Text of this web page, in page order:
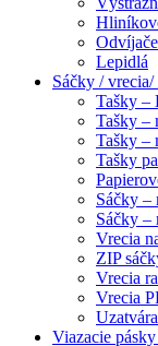
Lepidlá
Sáčky / vrecia/
Tašky –
Tašky –
Tašky –
Tašky
Sáčky –
Sáčky
Vrecia
ZIP
Vrecia
Vrecia
Viazacie